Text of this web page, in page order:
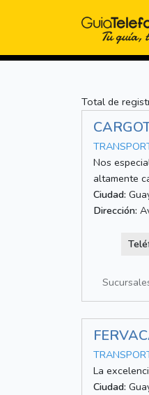
Total de
Nos
altamente
Ciudad:
Dirección:
La
Ciudad: